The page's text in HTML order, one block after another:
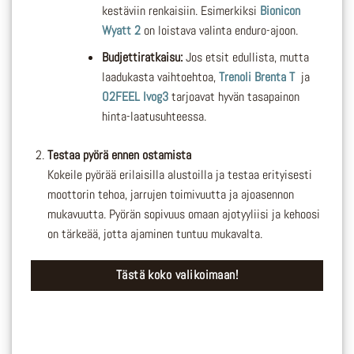
kestäviin renkaisiin. Esimerkiksi Bionicon
Wyatt 2on loistava valinta enduro-ajoon.
Budjettiratkaisu:Jos etsit edullista, mutta
laadukasta vaihtoehtoa,Trenoli Brenta T ja
O2FEEL Ivog3tarjoavat hyvän tasapainon
hinta-laatusuhteessa.
Testaa pyörä ennen ostamista
Kokeile pyörää erilaisilla alustoilla ja testaa erityisesti
moottorin tehoa, jarrujen toimivuutta ja ajoasennon
mukavuutta. Pyörän sopivuus omaan ajotyyliisi ja kehoosi
on tärkeää, jotta ajaminen tuntuu mukavalta.
Tästä koko valikoimaan!